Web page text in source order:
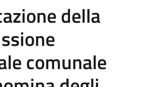
della
comunale